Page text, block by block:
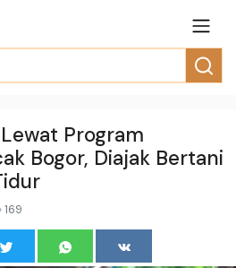
Program
Bogor, Diajak Bertani
169